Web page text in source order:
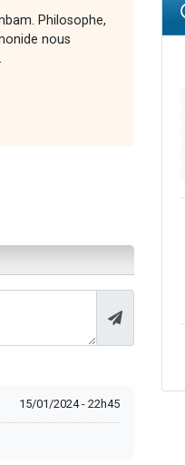
Philosophe,
nous
15/01/2024 - 22h45